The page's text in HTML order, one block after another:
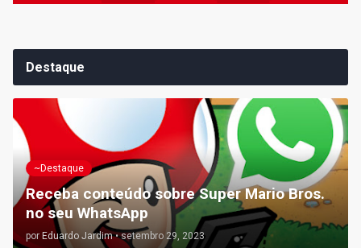
Destaque
~Destaque
Receba conteúdo sobre Super Mario Bros.
no seu WhatsApp
por Eduardo Jardim • setembro 29, 2023